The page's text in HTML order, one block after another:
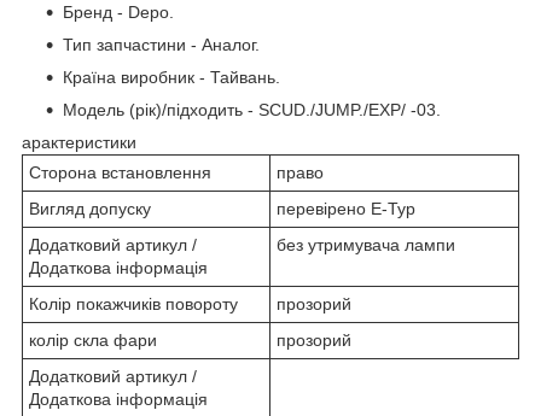
Бренд - Depo.
Тип запчастини - Аналог.
Країна виробник - Тайвань.
Модель (рік)/підходить - SCUD./JUMP./EXP/ -03.
арактеристики
Сторона встановлення
право
Вигляд допуску
перевірено E-Typ
Додатковий артикул /
Додаткова інформація
без утримувача лампи
Колір покажчиків повороту
прозорий
колір скла фари
прозорий
Додатковий артикул /
Додаткова інформація